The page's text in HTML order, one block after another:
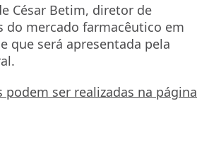
César Betim, diretor de
do mercado farmacêutico em
que será apresentada pela
podem ser realizadas na página